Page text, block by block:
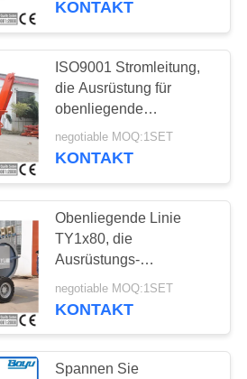
KONTAKT
ISO9001 Stromleitung,
die Ausrüstung für
obenliegende
aufreihende Nut Nr. 10
aufreiht
negotiable MOQ:1SET
KONTAKT
Obenliegende Linie
TY1x80, die
Ausrüstungs-
Doppelbündel-Leiter-
hydraulischen Spanner
negotiable MOQ:1SET
KONTAKT
Spannen Sie